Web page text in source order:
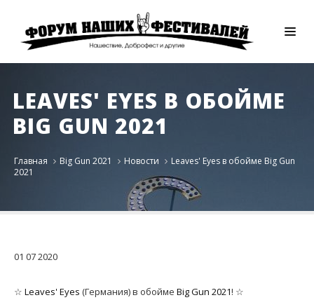
LEAVES' EYES В ОБОЙМЕ
BIG GUN 2021
Главная Big Gun 2021 Новости
Leaves' Eyes в обойме Big Gun
2021
01 072020
☆ Leaves' Eyes (Германия) в обойме Big Gun 2021! ☆